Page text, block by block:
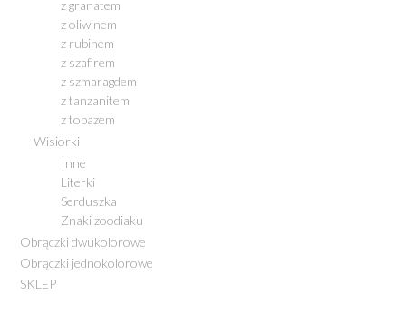
z granatem
z oliwinem
z rubinem
z szafirem
z szmaragdem
z tanzanitem
z topazem
Wisiorki
Inne
Literki
Serduszka
Znaki zoodiaku
Obrączki dwukolorowe
Obrączki jednokolorowe
SKLEP